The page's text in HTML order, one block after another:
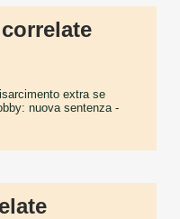
extra se
nuova sentenza -